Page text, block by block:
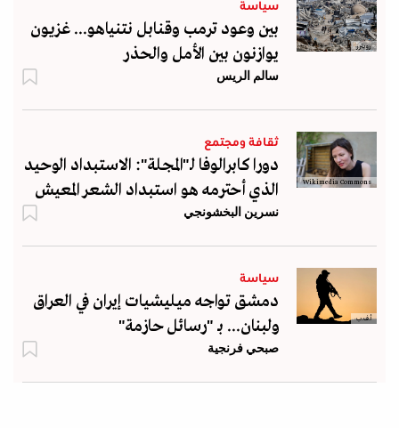
رويترز
سياسة
بين وعود ترمب وقنابل نتنياهو... غزيون
يوازنون بين الأمل والحذر
سالم الريس
Wikimedia Commons
ثقافة ومجتمع
دورا كابرالوفا لـ"المجلة": الاستبداد الوحيد
الذي أحترمه هو استبداد الشعر المعيش
نسرين البخشونجي
أ.ف.ب
سياسة
دمشق تواجه ميليشيات إيران في العراق
ولبنان... بـ "رسائل حازمة"
صبحي فرنجية